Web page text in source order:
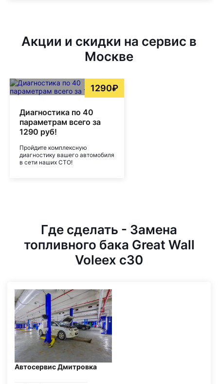
Акции и скидки на сервис в
Москве
1290₽
Диагностика по 40
параметрам всего за
1290 руб!
Пройдите комплексную
диагностику вашего автомобиля
в сети наших СТО!
Где сделать - Замена
топливного бака Great Wall
Voleex c30
Автосервис Дмитровка